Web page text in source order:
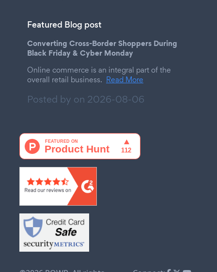
Featured Blog post
Converting Cross-Border Shoppers During
Black Friday & Cyber Monday
Online commerce is an integral part of the
overall retail business. Read More
Posted by on 2026-08-06